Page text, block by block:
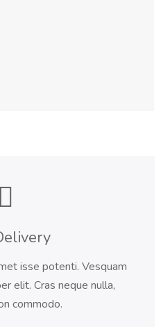
isse potenti. Vesquam
elit. Cras neque nulla,
commodo.